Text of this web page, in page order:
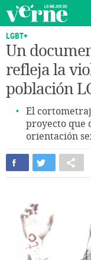
LGBT+
Un
refleja la
población
El
proyecto que
orientación